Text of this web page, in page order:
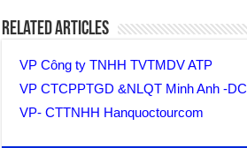
Related Articles
VP Công ty TNHH TVTMDV ATP
VP CTCPPTGD &NLQT Minh Anh -DC
VP- CTTNHH Hanquoctourcom